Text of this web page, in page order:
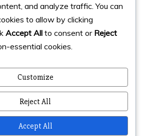
Todos los derechos reservados.
and analyze traffic. You can
to allow by clicking
Accept All to consent or Reject
essential cookies.
Customize
Reject All
Accept All